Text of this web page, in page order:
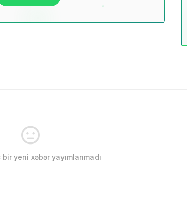
yeni xəbər yayımlanmadı